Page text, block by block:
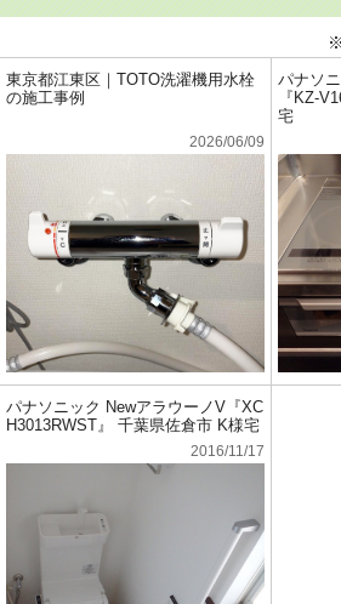
東京都江東区｜TOTO洗濯機用水栓
の施工事例
2026/06/09
パナソ
『KZ-
宅
パナソニック NewアラウーノV『XC
H3013RWST』 千葉県佐倉市 K様宅
2016/11/17